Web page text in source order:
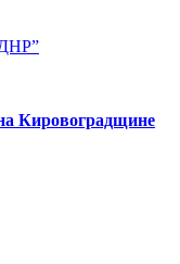
Кировоградщине